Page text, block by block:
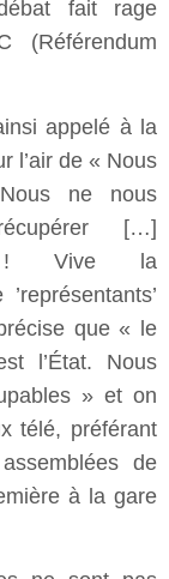
fait rage
(Référendum
appelé à la
l’air de « Nous
ne nous
[…]
! Vive la
que « le
l’État. Nous
» et on
télé, préférant
de
à la gare